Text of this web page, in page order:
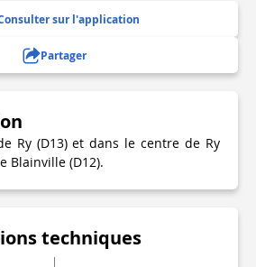
sur l'application
Partager
Ry (D13) et dans le centre de Ry
Blainville (D12).
techniques